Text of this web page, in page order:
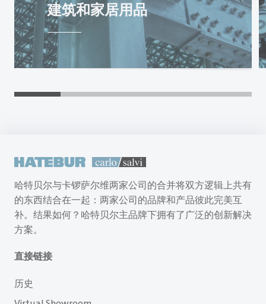
建筑和家居用品
哈特贝尔与卡锣萨尔维两家公司的合并将双方逻辑上共有
的东西结合在一起：两家公司的品牌和产品彼此完美互
补。结果如何？哈特贝尔主品牌下拥有了广泛的创新解决
方案。
直接链接
历史